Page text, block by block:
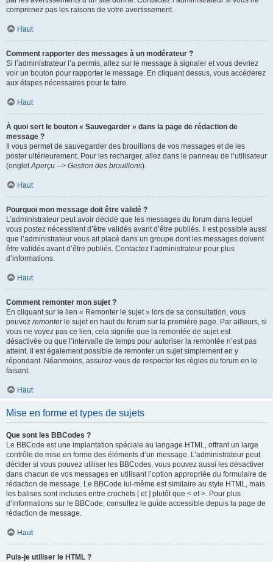
comprenez pas les raisons de votre avertissement.
Haut
Comment rapporter des messages à un modérateur ?
Si l’administrateur l’a permis, allez sur le message à signaler et vous devriez
voir un bouton pour rapporter le message. En cliquant dessus, vous accéderez
aux étapes nécessaires pour le faire.
Haut
À quoi sert le bouton « Sauvegarder » dans la page de rédaction de
message ?
Il vous permet de sauvegarder des brouillons de vos messages et de les
poster ultérieurement. Pour les recharger, allez dans le panneau de l’utilisateur
(ongletAperçu --> Gestion des brouillons).
Haut
Pourquoi mon message doit être validé ?
L’administrateur peut avoir décidé que les messages du forum dans lequel
vous postez nécessitent d’être validés avant d’être publiés. Il est possible aussi
que l’administrateur vous ait placé dans un groupe dont les messages doivent
être validés avant d’être publiés. Contactez l’administrateur pour plus
d’informations.
Haut
Comment remonter mon sujet ?
En cliquant sur le lien « Remonter le sujet » lors de sa consultation, vous
pouvez remonterle sujet en haut du forum sur la première page. Par ailleurs, si
vous ne voyez pas ce lien, cela signifie que la remontée de sujet est
désactivée ou que l’intervalle de temps pour autoriser la remontée n’est pas
atteint. Il est également possible de remonter un sujet simplement en y
répondant. Néanmoins, assurez-vous de respecter les règles du forum en le
faisant.
Haut
Mise en forme et types de sujets
Que sont les BBCodes ?
Le BBCode est une implantation spéciale au langage HTML, offrant un large
contrôle de mise en forme des éléments d’un message. L’administrateur peut
décider si vous pouvez utiliser les BBCodes, vous pouvez aussi les désactiver
dans chacun de vos messages en utilisant l’option appropriée du formulaire de
rédaction de message. Le BBCode lui-même est similaire au style HTML, mais
les balises sont incluses entre crochets [ et ] plutôt que < et >. Pour plus
d’informations sur le BBCode, consultez le guide accessible depuis la page de
rédaction de message.
Haut
Puis-je utiliser le HTML ?